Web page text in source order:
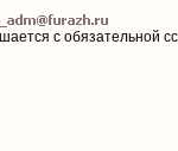
с обязательной